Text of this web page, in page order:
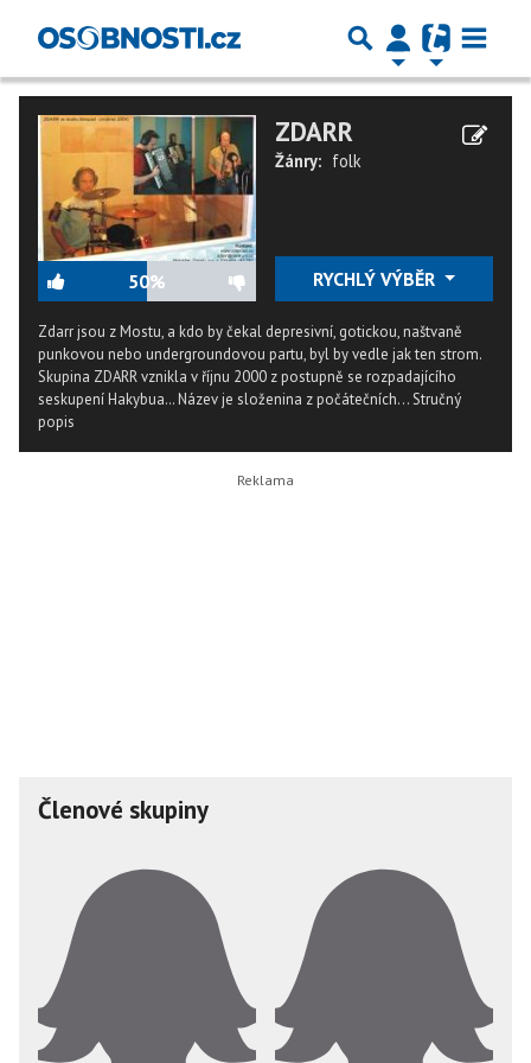
50%
ZDARR
Žánry: folk
RYCHLÝ VÝBĚR
Zdarr jsou z Mostu, a kdo by čekal depresivní, gotickou, naštvaně
punkovou nebo undergroundovou partu, byl by vedle jak ten strom.
Skupina ZDARR vznikla v říjnu 2000 z postupně se rozpadajícího
seskupení Hakybua… Název je složenina z počátečních...Stručný
popis
Členové skupiny